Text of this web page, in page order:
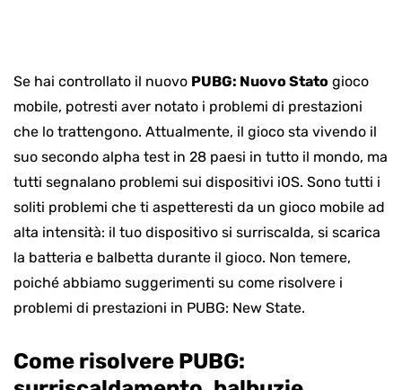
Se hai controllato il nuovo PUBG: Nuovo Stato gioco
mobile, potresti aver notato i problemi di prestazioni
che lo trattengono. Attualmente, il gioco sta vivendo il
suo secondo alpha test in 28 paesi in tutto il mondo, ma
tutti segnalano problemi sui dispositivi iOS. Sono tutti i
soliti problemi che ti aspetteresti da un gioco mobile ad
alta intensità: il tuo dispositivo si surriscalda, si scarica
la batteria e balbetta durante il gioco. Non temere,
poiché abbiamo suggerimenti su come risolvere i
problemi di prestazioni in PUBG: New State.
Come risolvere PUBG: